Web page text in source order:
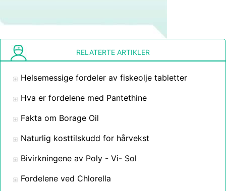
RELATERTE ARTIKLER
Helsemessige fordeler av fiskeolje tabletter
Hva er fordelene med Pantethine
Fakta om Borage Oil
Naturlig kosttilskudd for hårvekst
Bivirkningene av Poly - Vi- Sol
Fordelene ved Chlorella